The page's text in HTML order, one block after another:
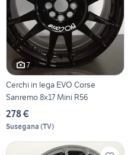
7
Cerchi in lega EVO Corse
Sanremo 8x17 Mini R56
278 €
Susegana (TV)